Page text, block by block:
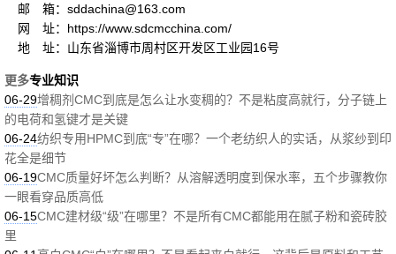
邮 箱：sddachina@163.com
网 址：https://www.sdcmcchina.com/
地 址：山东省淄博市周村区开发区工业园16号
更多专业知识
06-29增稠剂CMC到底是怎么让水变稠的？不是粘度高就行，分子链上
的电荷和氢键才是关键
06-24纺织专用HPMC到底“专”在哪？一个老纺织人的实话，从浆纱到印
花全是细节
06-19CMC质量好坏怎么判断？从溶解透明度到保水率，五个步骤教你
一眼看穿品质高低
06-15CMC建材级“级”在哪里？不是所有CMC都能用在腻子粉和瓷砖胶
里